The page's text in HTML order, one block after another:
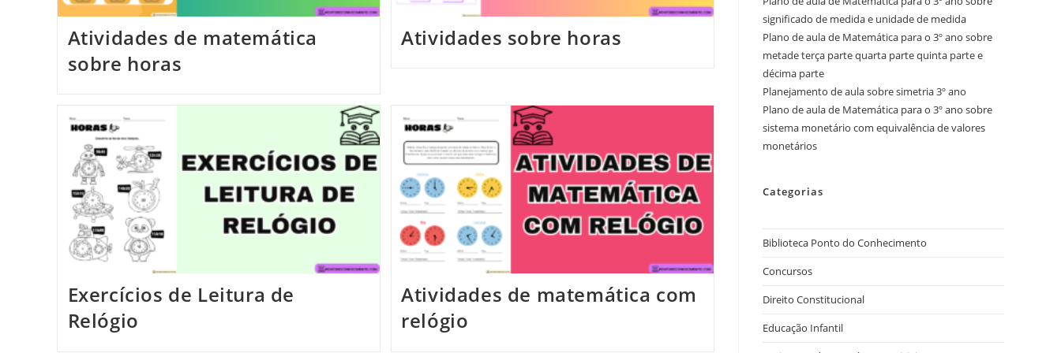
Atividades de matemática
sobre horas
Atividades sobre horas
Exercícios de Leitura de
Relógio
Atividades de matemática com
relógio
significado de medida e unidade de medida
Plano de aula de Matemática para o 3º ano sobre
metade terça parte quarta parte quinta parte e
décima parte
Planejamento de aula sobre simetria 3º ano
Plano de aula de Matemática para o 3º ano sobre
sistema monetário com equivalência de valores
monetários
Categorias
Biblioteca Ponto do Conhecimento
Concursos
Direito Constitucional
Educação Infantil